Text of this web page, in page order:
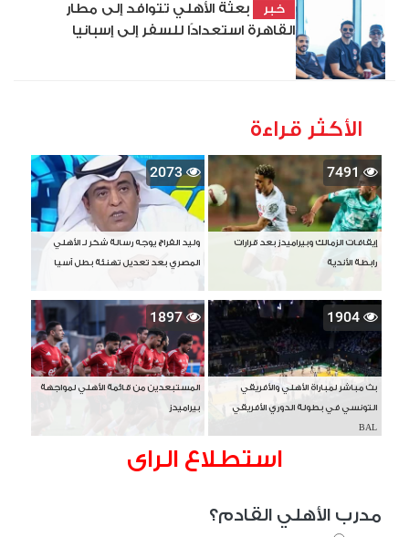
خبر
بعثة الأهلي تتوافد إلى مطار
القاهرة استعدادًا للسفر إلى إسبانيا
الأكثر قراءة
7491
إيقافات الزمالك وبيراميدز بعد قرارات
رابطة الأندية
2073
وليد الفراج يوجه رسالة شكر لـ الأهلي
المصري بعد تعديل تهنئة بطل آسيا
1904
بث مباشر لمباراة الأهلي والأفريقي
التونسي في بطولة الدوري الأفريقي
BAL
1897
المستبعدين من قائمة الأهلي لمواجهة
بيراميدز
استطلاع الراى
مدرب الأهلي القادم؟